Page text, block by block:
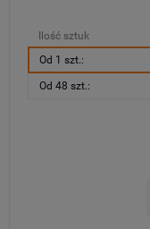
Ilość sztuk
Od 1 szt.:
Od 48 szt.: